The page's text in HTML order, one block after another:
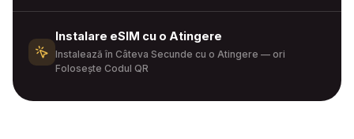
Instalare eSIM cu o Atingere
Instalează în Câteva Secunde cu o Atingere — ori
Folosește Codul QR